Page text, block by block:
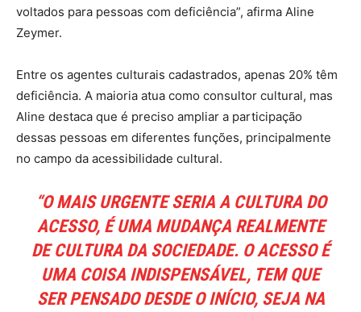
voltados para pessoas com deficiência”, afirma Aline
Zeymer.
Entre os agentes culturais cadastrados, apenas 20% têm
deficiência. A maioria atua como consultor cultural, mas
Aline destaca que é preciso ampliar a participação
dessas pessoas em diferentes funções, principalmente
no campo da acessibilidade cultural.
“O MAIS URGENTE SERIA A CULTURA DO
ACESSO, É UMA MUDANÇA REALMENTE
DE CULTURA DA SOCIEDADE. O ACESSO É
UMA COISA INDISPENSÁVEL, TEM QUE
SER PENSADO DESDE O INÍCIO, SEJA NA